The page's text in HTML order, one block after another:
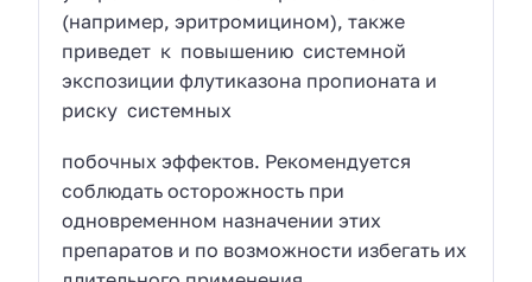
(например, эритромицином), также
приведет к повышению системной
экспозиции флутиказона пропионата и
риску системных
побочных эффектов. Рекомендуется
соблюдать осторожность при
одновременном назначении этих
препаратов и по возможности избегать их